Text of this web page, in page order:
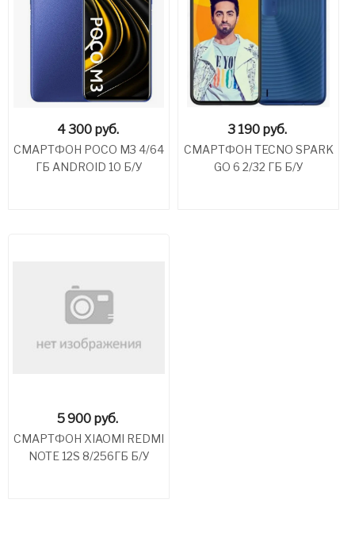
4 300 руб.
СМАРТФОН POCO M3 4/64
ГБ ANDROID 10 Б/У
3 190 руб.
СМАРТФОН TECNO SPARK
GO 6 2/32 ГБ Б/У
5 900 руб.
СМАРТФОН XIAOMI REDMI
NOTE 12S 8/256ГБ Б/У